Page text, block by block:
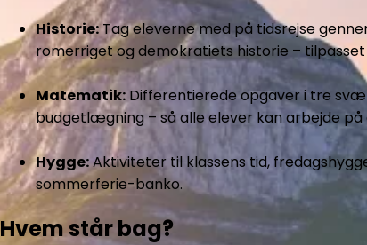
Historie:Tag eleverne med på tidsrejse
romerriget og demokratiets historie – tilpasset
Matematik: Differentierede opgaver i tre
budgetlægning – så alle elever kan arbejde på
Hygge:Aktiviteter til klassens tid,
sommerferie-banko.
Hvem står bag?